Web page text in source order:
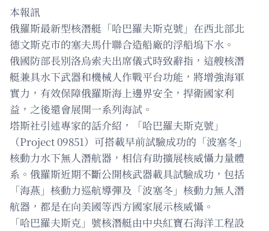
本報訊
俄羅斯最新型核潛艇「哈巴羅夫斯克號」在西北部北
德文斯克市的塞夫馬什聯合造船廠的浮船塢下水。
俄國防部長別洛烏索夫出席儀式時致辭指，這艘核潛
艇兼具水下武器和機械人作戰平台功能，將增強海軍
實力，有效保障俄羅斯海上邊界安全，捍衛國家利
益，之後還會展開一系列海試。
塔斯社引述專家的話介紹，「哈巴羅夫斯克號」
（Project 09851）可搭載早前試驗成功的「波塞冬」
核動力水下無人潛航器，相信有助擴展核威懾力量體
系。俄羅斯近期不斷公開核武器載具試驗成功，包括
「海燕」核動力巡航導彈及「波塞冬」核動力無人潛
航器，都是在向美國等西方國家展示核威懾。
「哈巴羅夫斯克」號核潛艇由中央紅寶石海洋工程設